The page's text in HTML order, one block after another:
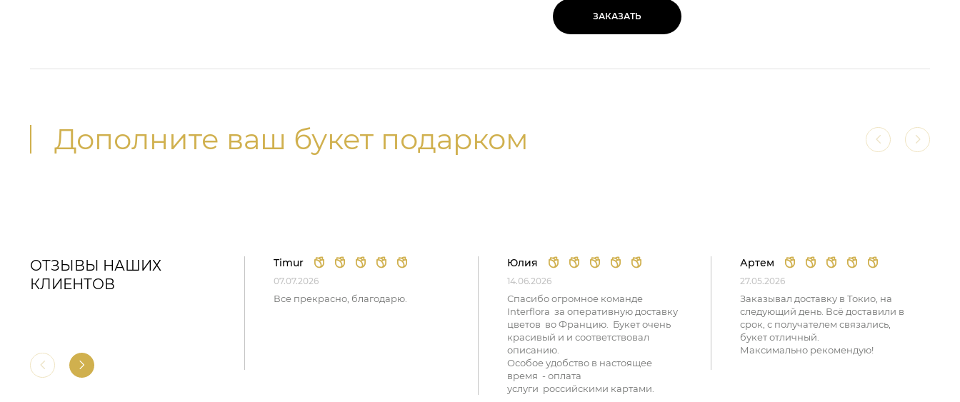
ЗАКАЗАТЬ
Дополните ваш букет подарком
ОТЗЫВЫ НАШИХ
КЛИЕНТОВ
Timur
07.07.2026
Все прекрасно, благодарю.
Юлия
14.06.2026
Спасибо огромное команде
Interflora за оперативную доставку
цветов во Францию. Букет очень
красивый и и соответствовал
описанию.
Особое удобство в настоящее
время - оплата
услуги российскими картами.
Артем
27.05.2026
Заказывал доставку в Токио, на
следующий день. Всё доставили в
срок, с получателем связались,
букет отличный.
Максимально рекомендую!